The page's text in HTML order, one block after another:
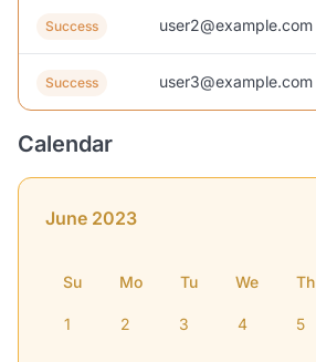
Success user2@example.com
Success user3@example.com
Calendar
June 2023
Su Mo Tu We Th
1 2 3 4 5